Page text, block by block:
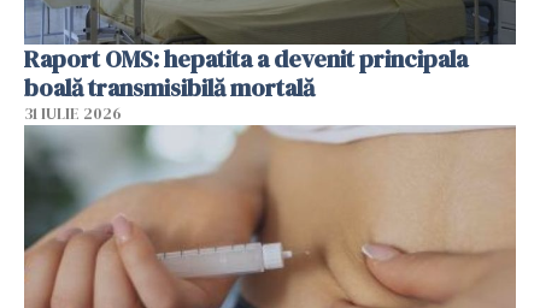
Raport OMS: hepatita a devenit principala
boală transmisibilă mortală
31 IULIE 2026